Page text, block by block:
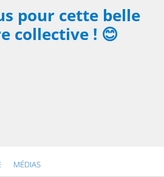
pour cette belle
collective ! 😊
MÉDIAS